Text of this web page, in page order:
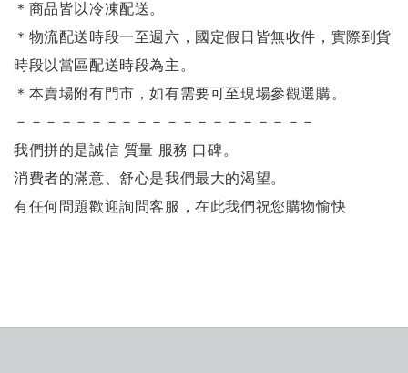
＊商品皆以冷凍配送。
＊物流配送時段一至週六，國定假日皆無收件，實際到貨
時段以當區配送時段為主。
＊本賣場附有門市，如有需要可至現場參觀選購。
－－－－－－－－－－－－－－－－－－－－
我們拼的是誠信 質量 服務 口碑。
消費者的滿意、舒心是我們最大的渴望。
有任何問題歡迎詢問客服，在此我們祝您購物愉快